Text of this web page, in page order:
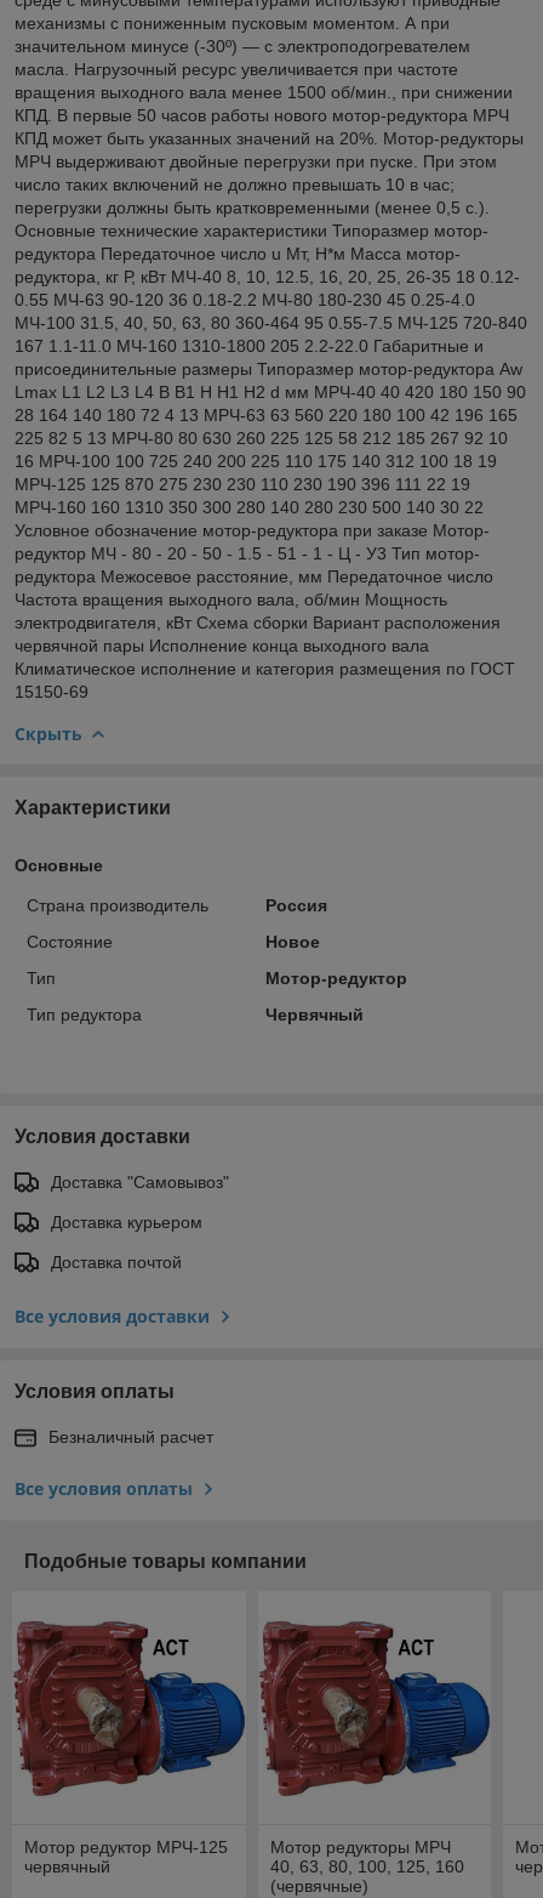
механизмы с пониженным пусковым моментом. А при
значительном минусе (-30º) — с электроподогревателем
масла. Нагрузочный ресурс увеличивается при частоте
вращения выходного вала менее 1500 об/мин., при снижении
КПД. В первые 50 часов работы нового мотор-редуктора МРЧ
КПД может быть указанных значений на 20%. Мотор-редукторы
МРЧ выдерживают двойные перегрузки при пуске. При этом
число таких включений не должно превышать 10 в час;
перегрузки должны быть кратковременными (менее 0,5 с.).
Основные технические характеристики Типоразмер мотор-
редуктора Передаточное число u Мт, Н*м Масса мотор-
редуктора, кг Р, кВт МЧ-40 8, 10, 12.5, 16, 20, 25, 26-35 18 0.12-
0.55 МЧ-63 90-120 36 0.18-2.2 МЧ-80 180-230 45 0.25-4.0
МЧ-100 31.5, 40, 50, 63, 80 360-464 95 0.55-7.5 МЧ-125 720-840
167 1.1-11.0 МЧ-160 1310-1800 205 2.2-22.0 Габаритные и
присоединительные размеры Типоразмер мотор-редуктора Aw
Lmax L1 L2 L3 L4 В B1 Н H1 H2 d мм МРЧ-40 40 420 180 150 90
28 164 140 180 72 4 13 МРЧ-63 63 560 220 180 100 42 196 165
225 82 5 13 МРЧ-80 80 630 260 225 125 58 212 185 267 92 10
16 МРЧ-100 100 725 240 200 225 110 175 140 312 100 18 19
МРЧ-125 125 870 275 230 230 110 230 190 396 111 22 19
МРЧ-160 160 1310 350 300 280 140 280 230 500 140 30 22
Условное обозначение мотор-редуктора при заказе Мотор-
редуктор МЧ - 80 - 20 - 50 - 1.5 - 51 - 1 - Ц - У3 Тип мотор-
редуктора Межосевое расстояние, мм Передаточное число
Частота вращения выходного вала, об/мин Мощность
электродвигателя, кВт Схема сборки Вариант расположения
червячной пары Исполнение конца выходного вала
Климатическое исполнение и категория размещения по ГОСТ
15150-69
Скрыть
Характеристики
Основные
Страна производитель
Россия
Состояние
Новое
Тип
Мотор-редуктор
Тип редуктора
Червячный
Условия доставки
Доставка "Самовывоз"
Доставка курьером
Доставка почтой
Все условия доставки
Условия оплаты
Безналичный расчет
Все условия оплаты
Подобные товары компании
Мотор редуктор МРЧ-125
червячный
Мотор редукторы МРЧ
40, 63, 80, 100, 125, 160
(червячные)